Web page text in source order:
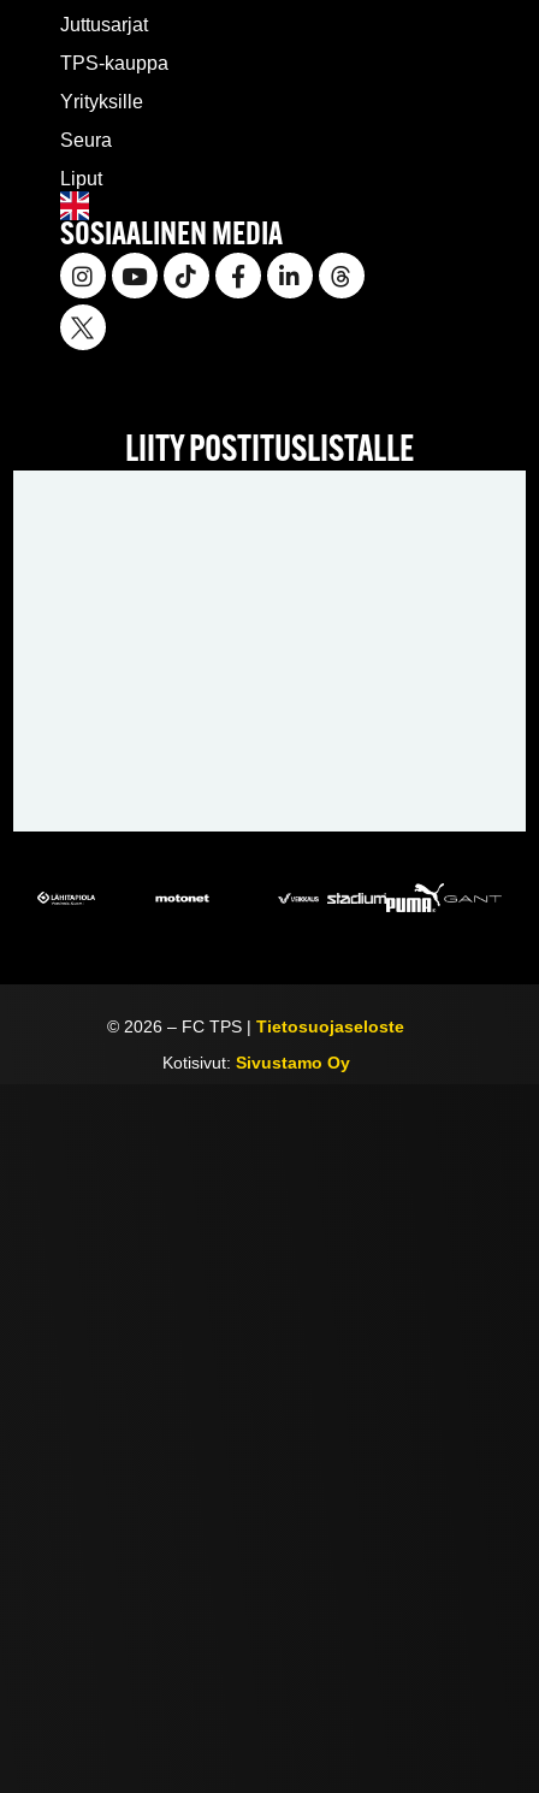
Juttusarjat
TPS-kauppa
Yrityksille
Seura
Liput
SOSIAALINEN MEDIA
LIITY POSTITUSLISTALLE
© 2026 – FC TPS |Tietosuojaseloste
Kotisivut: Sivustamo Oy